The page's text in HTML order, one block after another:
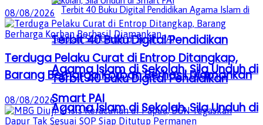
Terbit 40 Buku Digital Pendidikan
Agama Islam di Sekolah, Sila Unduh di
Smart PAI
Terbit 40 Buku Digital Pendidikan
Agama Islam di Sekolah, Sila Unduh di
08/08/2026
Terduga Pelaku Curat di Entrop Ditangkap,
Barang Berharga Korban Berhasil Diamankan
08/08/2026